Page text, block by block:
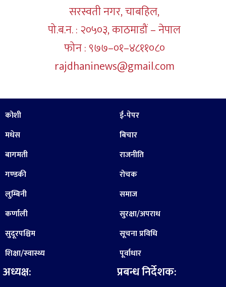
सरस्वती नगर, चाबहिल,
पो.ब.न. : २०५०३, काठमाडौं – नेपाल
फोन : ९७७–०१–४८११०८०
rajdhaninews@gmail.com
कोशी
मधेस
बागमती
गण्डकी
लुम्बिनी
कर्णाली
सुदूरपश्चिम
शिक्षा/स्वास्थ्य
अध्यक्ष:
ई-पेपर
बिचार
राजनीति
रोचक
समाज
सुरक्षा/अपराध
सूचना प्रविधि
पूर्वाधार
प्रबन्ध निर्देशक: